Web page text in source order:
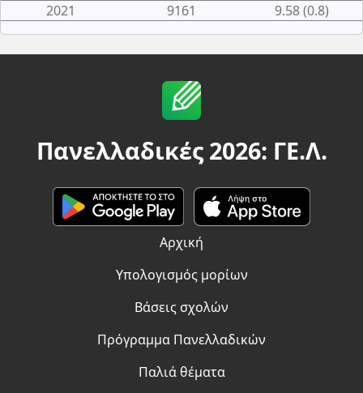
2021
9161 9.58 (0.8)
Πανελλαδικές 2026: ΓΕ.Λ.
Αρχική
Υπολογισμός μορίων
Βάσεις σχολών
Πρόγραμμα Πανελλαδικών
Παλιά θέματα